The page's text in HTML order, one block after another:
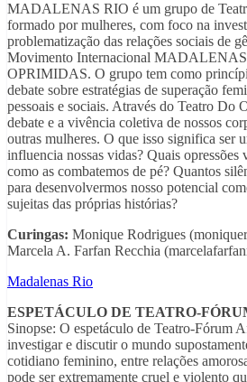
MADALENAS RIO é um grupo de
formado por mulheres, com foco na
problematização das relações sociais de
Movimento Internacional
OPRIMIDAS. O grupo tem como
debate sobre estratégias de superação
pessoais e sociais. Através do Teatro Do
debate e a vivência coletiva de nossos
outras mulheres. O que isso significa ser
influencia nossas vidas? Quais opressões
como as combatemos de pé? Quantos
para desenvolvermos nosso potencial
sujeitas das próprias histórias?
Curingas: Monique Rodrigues
Marcela A. Farfan Recchia
Madalenas Rio
ESPETÁCULO DE TEATRO-
Sinopse: O espetáculo de Teatro-Fórum
investigar e discutir o mundo
cotidiano feminino, entre relações
pode ser extremamente cruel e violento